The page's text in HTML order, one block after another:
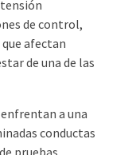
de control,
afectan
de una de las
a una
conductas
pruebas